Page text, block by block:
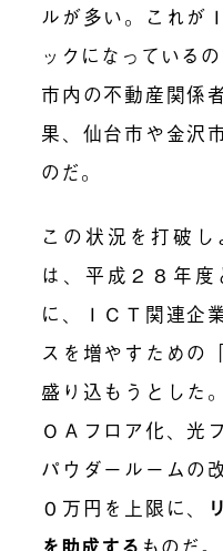
ルが多い。これが
ック になっているの
市内の不動産関係
果、仙台市や金沢
のだ。
この状況を打破
は、平成２８年
に、ＩＣＴ関連企
スを増やすための
盛り込もうとした
ＯＡフロア化、光
パウダールームの
０万円を上限に、